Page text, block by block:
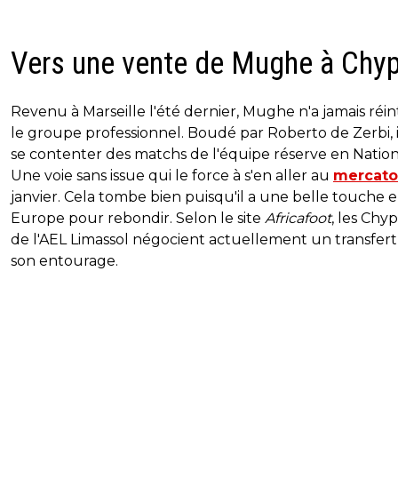
Vers une vente de Mughe à
Revenu à Marseille l'été dernier, Mughe n'a jamais
le groupe professionnel. Boudé par Roberto de Zerbi,
se contenter des matchs de l'équipe réserve en
Une voie sans issue qui le force à s'en aller au mercato
janvier. Cela tombe bien puisqu'il a une belle touche
Europe pour rebondir. Selon le site Africafoot, les
de l'AEL Limassol négocient actuellement un
son entourage.